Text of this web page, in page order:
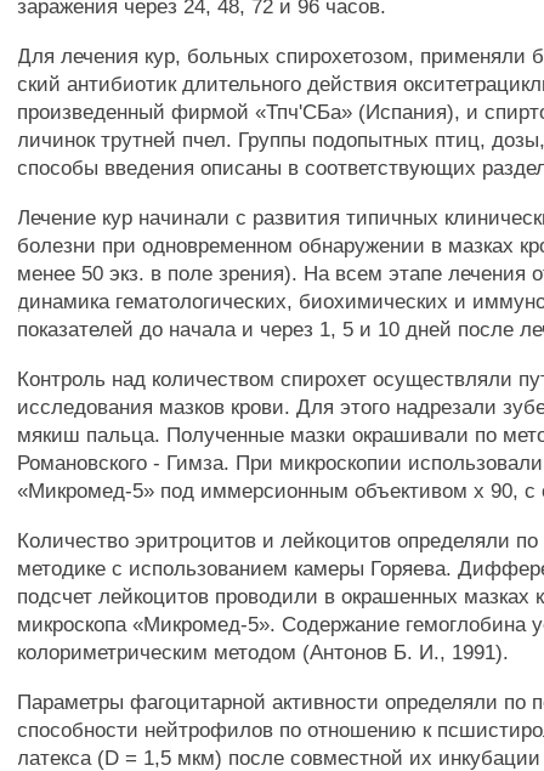
заражения через 24, 48, 72 и 96 часов.
Для лечения кур, больных спирохетозом, применяли
ский антибиотик длительного действия
произведенный фирмой «Тпч'СБа» (Испания), и
личинок трутней пчел. Группы подопытных птиц,
способы введения описаны в соответствующих
Лечение кур начинали с развития типичных
болезни при одновременном обнаружении в мазках
менее 50 экз. в поле зрения). На всем этапе лечения
динамика гематологических, биохимических и
показателей до начала и через 1, 5 и 10 дней после
Контроль над количеством спирохет осуществляли
исследования мазков крови. Для этого надрезали
мякиш пальца. Полученные мазки окрашивали по
Романовского - Гимза. При микроскопии
«Микромед-5» под иммерсионным объективом х 90, с
Количество эритроцитов и лейкоцитов определяли
методике с использованием камеры Горяева.
подсчет лейкоцитов проводили в окрашенных мазках
микроскопа «Микромед-5». Содержание гемоглобина
колориметрическим методом (Антонов Б. И., 1991).
Параметры фагоцитарной активности определяли по
способности нейтрофилов по отношению к
латекса (D = 1,5 мкм) после совместной их